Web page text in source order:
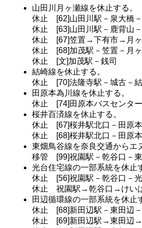
山田川月ヶ瀬線を休止する。
休止 [62]山田川駅－泉大橋
休止 [63]山田川駅－鹿背山
休止 [67]笠置→下有市→月ヶ
休止 [68]加茂駅－笠置－月
休止 [文]加茂駅－銭司
結崎線を休止する。
休止 [70]法隆寺駅－城古－
田原本為川線を休止する。
休止 [74]田原本バスセンタ
桜井百済線を休止する。
休止 [67]桜井駅北口－田原
休止 [68]桜井駅北口－田原
東畑鳥谷線を奈良交通からエ
移管 [99]祝園駅－乾谷口－
光台住宅線の一部系統を休止
休止 [56]祝園駅－乾谷口－光
休止 祝園駅→乾谷口→けい
田辺循環線の一部系統を休止
休止 [68]新田辺駅－東田辺
休止 [69]新田辺駅→東田辺→